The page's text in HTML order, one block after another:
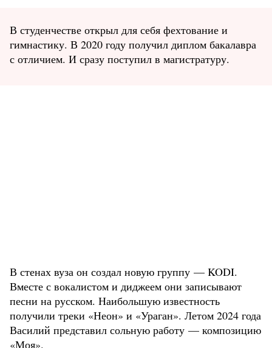
В студенчестве открыл для себя фехтование и
гимнастику. В 2020 году получил диплом бакалавра
с отличием. И сразу поступил в магистратуру.
В стенах вуза он создал новую группу — KODI.
Вместе с вокалистом и диджеем они записывают
песни на русском. Наибольшую известность
получили треки «Неон» и «Ураган». Летом 2024 года
Василий представил сольную работу — композицию
«Моя».